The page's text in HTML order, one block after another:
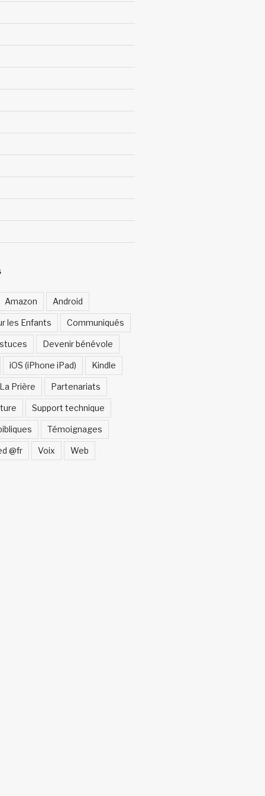
Amazon Android
les Enfants Communiqués
Devenir bénévole
iOS (iPhone iPad) Kindle
La Prière Partenariats
Support technique
Témoignages
@fr Voix Web